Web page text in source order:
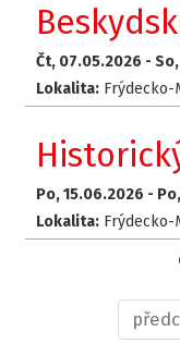
Čt, 07.05.2026 -
Lokalita: Frýdecko-
Po, 15.06.2026 -
Lokalita: Frýdecko-